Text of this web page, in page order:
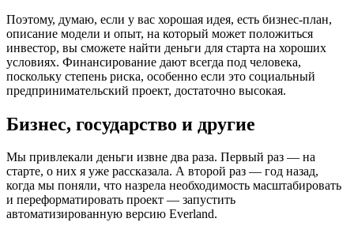
Поэтому, думаю, если у вас хорошая идея, есть бизнес-план,
описание модели и опыт, на который может положиться
инвестор, вы сможете найти деньги для старта на хороших
условиях. Финансирование дают всегда под человека,
поскольку степень риска, особенно если это социальный
предпринимательский проект, достаточно высокая.
Бизнес, государство и другие
Мы привлекали деньги извне два раза. Первый раз — на
старте, о них я уже рассказала. А второй раз — год назад,
когда мы поняли, что назрела необходимость масштабировать
и переформатировать проект — запустить
автоматизированную версию Everland.